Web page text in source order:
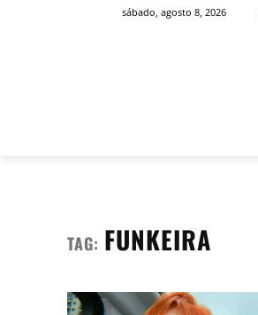
sábado, agosto 8, 2026
TAG: FUNKEIRA